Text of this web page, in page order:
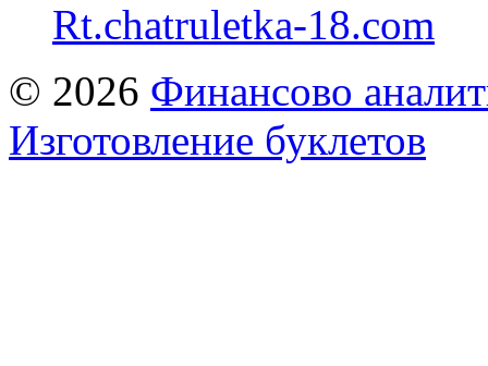
Rt.chatruletka-18.com
© 2026 Финансово
Изготовление буклетов